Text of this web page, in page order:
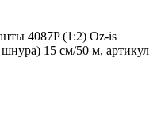
4087P (1:2) Oz-is
15 см/50 м, артикул